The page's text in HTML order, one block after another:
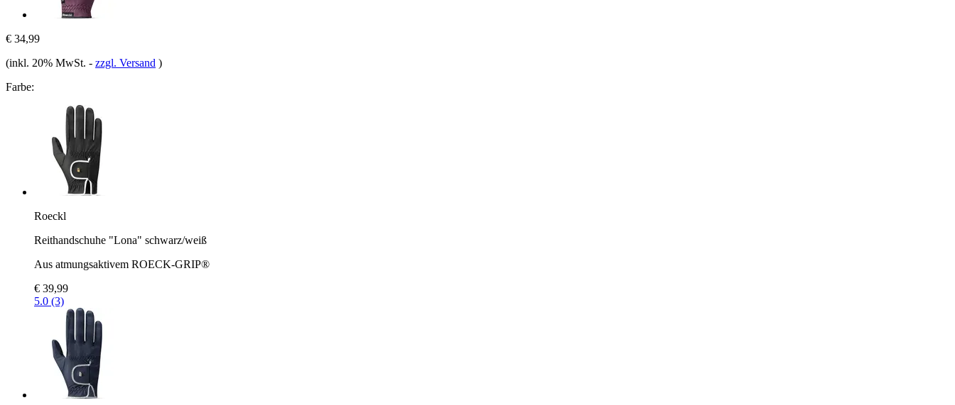
€ 34,99
(inkl. 20% MwSt. - zzgl. Versand )
Farbe:
Roeckl
Reithandschuhe "Lona" schwarz/weiß
Aus atmungsaktivem ROECK-GRIP®
€ 39,99
5.0 (3)